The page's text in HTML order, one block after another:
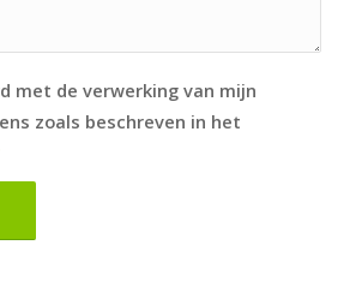
met de verwerking van mijn
zoals beschreven in het